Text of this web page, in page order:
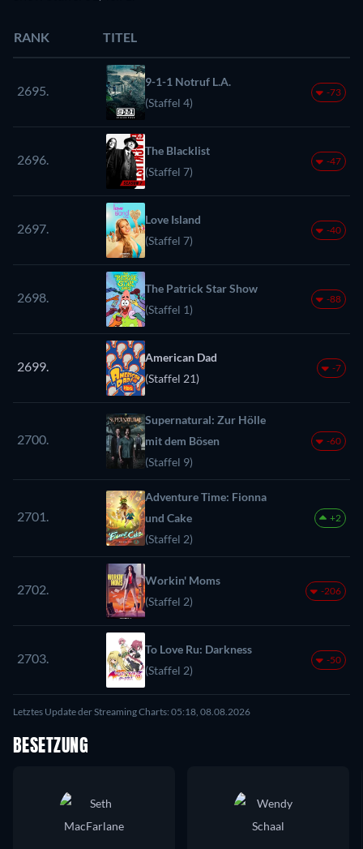
RANK TITEL
2695.
9-1-1 Notruf L.A.
(Staffel 4)
-73
2696.
The Blacklist
(Staffel 7)
-47
2697.
Love Island
(Staffel 7)
-40
2698.
The Patrick Star Show
(Staffel 1)
-88
2699.
American Dad
(Staffel 21)
-7
2700.
Supernatural: Zur Hölle
mit dem Bösen
(Staffel 9)
-60
2701.
Adventure Time: Fionna
und Cake
(Staffel 2)
+2
2702.
Workin' Moms
(Staffel 2)
-206
2703.
To Love Ru: Darkness
(Staffel 2)
-50
Letztes Update der Streaming Charts: 05:18, 08.08.2026
BESETZUNG